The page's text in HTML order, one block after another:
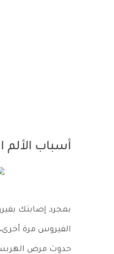
أسباب الألم
بمجرد إصابتك
الفيروس مرة أخرى،
حدوث مرض